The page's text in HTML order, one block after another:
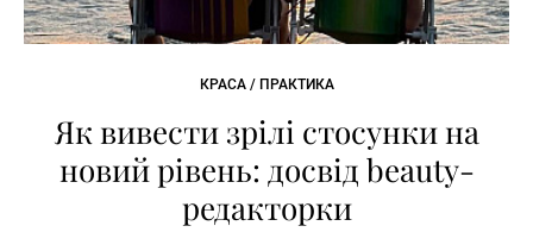
КРАСА / ПРАКТИКА
Як вивести зрілі стосунки на
новий рівень: досвід beauty-
редакторки